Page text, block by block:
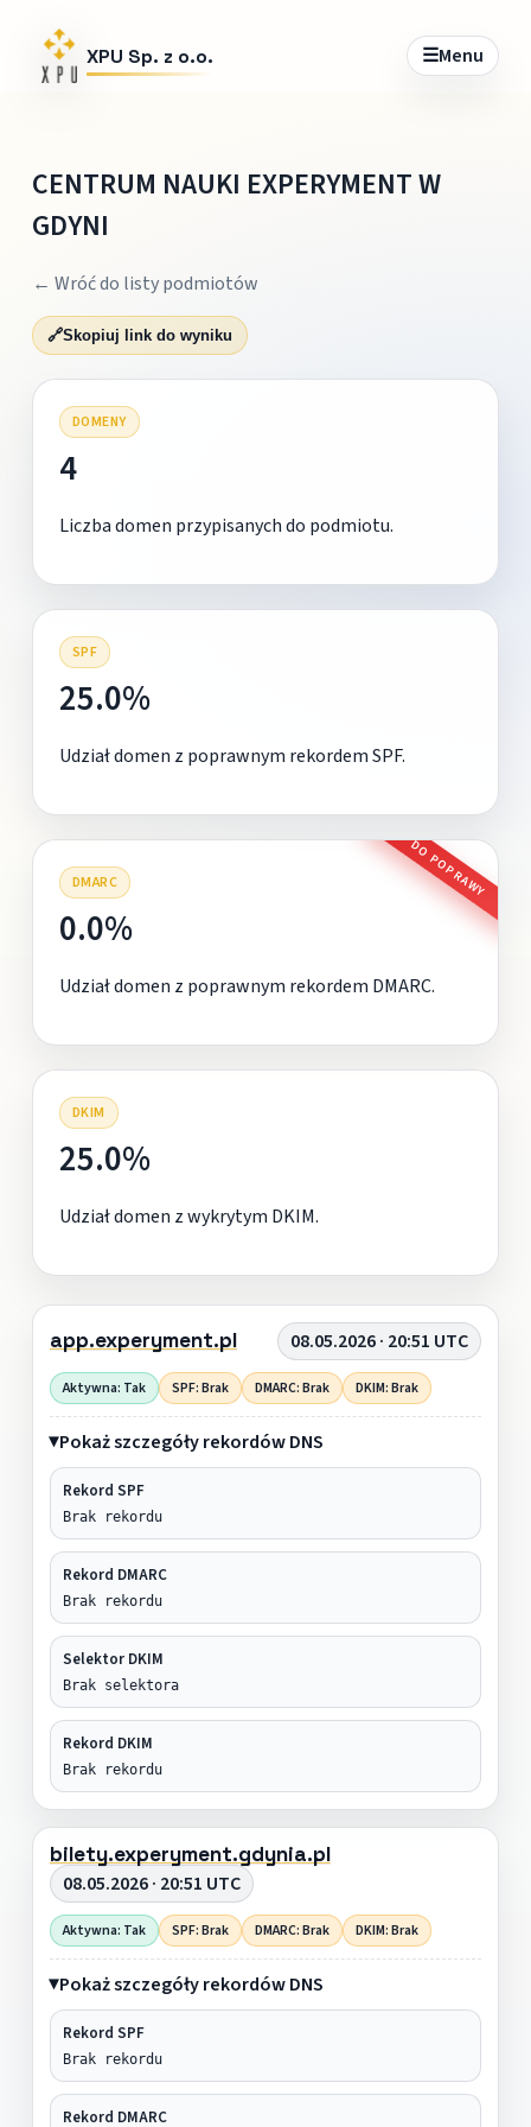
XPU Sp. z o.o. ☰Menu
CENTRUM NAUKI EXPERYMENT W
GDYNI
← Wróć do listy podmiotów
🔗Skopiuj link do wyniku
DOMENY
4
Liczba domen przypisanych do podmiotu.
SPF
25.0%
Udział domen z poprawnym rekordem SPF.
DMARC DO POPRAWY
0.0%
Udział domen z poprawnym rekordem DMARC.
DKIM
25.0%
Udział domen z wykrytym DKIM.
app.experyment.pl 08.05.2026 · 20:51 UTC
Aktywna: Tak SPF: Brak DMARC: Brak DKIM: Brak
Pokaż szczegóły rekordów DNS
Rekord SPF
Brak rekordu
Rekord DMARC
Brak rekordu
Selektor DKIM
Brak selektora
Rekord DKIM
Brak rekordu
bilety.experyment.gdynia.pl
08.05.2026 · 20:51 UTC
Aktywna: Tak SPF: Brak DMARC: Brak DKIM: Brak
Pokaż szczegóły rekordów DNS
Rekord SPF
Brak rekordu
Rekord DMARC